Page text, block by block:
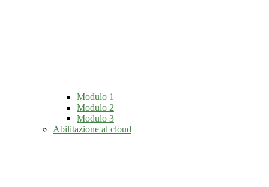
Modulo 1
Modulo 2
Modulo 3
Abilitazione al cloud